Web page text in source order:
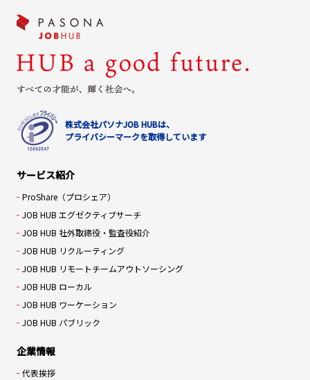
株式会社パソナJOB HUBは、
プライバシーマークを取得しています
サービス紹介
ProShare（プロシェア）
JOB HUB エグゼクティブサーチ
JOB HUB 社外取締役・監査役紹介
JOB HUB リクルーティング
JOB HUB リモートチームアウトソーシング
JOB HUB ローカル
JOB HUB ワーケーション
JOB HUB パブリック
企業情報
代表挨拶